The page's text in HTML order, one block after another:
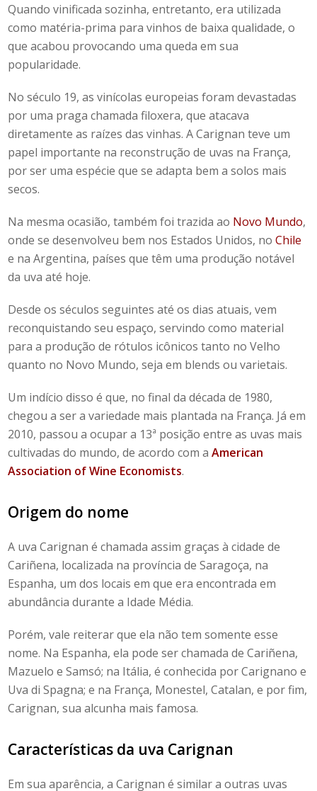
Quando vinificada sozinha, entretanto, era utilizada
como matéria-prima para vinhos de baixa qualidade, o
que acabou provocando uma queda em sua
popularidade.
No século 19, as vinícolas europeias foram devastadas
por uma praga chamada filoxera, que atacava
diretamente as raízes das vinhas. A Carignan teve um
papel importante na reconstrução de uvas na França,
por ser uma espécie que se adapta bem a solos mais
secos.
Na mesma ocasião, também foi trazida ao Novo Mundo,
onde se desenvolveu bem nos Estados Unidos, noChile
e na Argentina, países que têm uma produção notável
da uva até hoje.
Desde os séculos seguintes até os dias atuais, vem
reconquistando seu espaço, servindo como material
para a produção de rótulos icônicos tanto no Velho
quanto no Novo Mundo, seja em blends ou varietais.
Um indício disso é que, no final da década de 1980,
chegou a ser a variedade mais plantada na França. Já em
2010, passou a ocupar a 13ª posição entre as uvas mais
cultivadas do mundo, de acordo com aAmerican
Association of Wine Economists.
Origem do nome
A uva Carignan é chamada assim graças à cidade de
Cariñena, localizada na província de Saragoça, na
Espanha, um dos locais em que era encontrada em
abundância durante a Idade Média.
Porém, vale reiterar que ela não tem somente esse
nome. Na Espanha, ela pode ser chamada de Cariñena,
Mazuelo e Samsó; na Itália, é conhecida por Carignano e
Uva di Spagna; e na França, Monestel, Catalan, e por fim,
Carignan, sua alcunha mais famosa.
Características da uva Carignan
Em sua aparência, a Carignan é similar a outras uvas